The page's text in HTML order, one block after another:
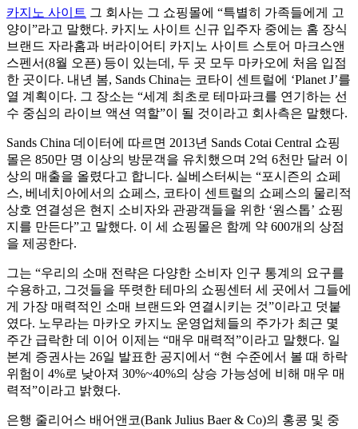
카지노 사이트 그 회사는 그 쇼핑몰에 “특별히 가족들에게 고
양이”라고 말했다. 카지노 사이트 신규 입주자 중에는 홈 장식
브랜드 자라홈과 버라이어티 카지노 사이트 스토어 마크스앤
스펜서(8월 오픈) 등이 있는데, 두 곳 모두 마카오에 처음 입점
한 곳이다. 내년 봄, Sands China는 코타이 센트럴에 ‘Planet J’를
열 계획이다. 그 장소는 “세계 최초로 테마파크를 연기하는 선
수 중심의 라이브 액션 역할”이 될 것이라고 회사측은 말했다.
Sands China 데이터에 따르면 2013년 Sands Cotai Central 쇼핑
몰은 850만 명 이상의 방문객을 유치했으며 2억 6천만 달러 이
상의 매출을 올렸다고 합니다. 실베스터씨는 “포시즌의 쇼페
스, 베네치아에서의 쇼페스, 코타이 센트럴의 쇼페스의 물리적
상호 연결성은 현지 소비자와 관광객들을 위한 ‘원스톱’ 쇼핑
지를 만든다”고 말했다. 이 세 쇼핑몰은 함께 약 600개의 상점
을 제공한다.
그는 “우리의 소매 전략은 다양한 소비자 인구 통계의 요구를
수용하고, 그것들을 뚜렷한 테마의 쇼핑센터 세 곳에서 그들에
게 가장 매력적인 소매 브랜드와 연결시키는 것”이라고 덧붙
였다. 노무라는 마카오 카지노 운영업체들의 주가가 최근 몇
주간 급락한 데 이어 이제는 “매우 매력적”이라고 말했다. 일
본계 증권사는 26일 발표한 공지에서 “현 수준에서 볼 때 하락
위험이 4%로 낮아져 30%~40%의 상승 가능성에 비해 매우 매
력적”이라고 밝혔다.
은행 줄리어스 배어앤코(Bank Julius Baer & Co)의 홍콩 및 중